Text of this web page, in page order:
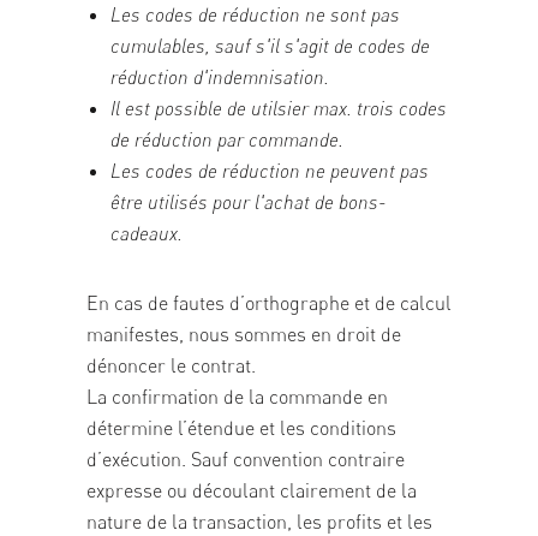
Les codes de réduction ne sont pas
cumulables, sauf s'il s'agit de codes de
réduction d'indemnisation.
Il est possible de utilsier max. trois codes
de réduction par commande.
Les codes de réduction ne peuvent pas
être utilisés pour l'achat de bons-
cadeaux.
En cas de fautes d’orthographe et de calcul
manifestes, nous sommes en droit de
dénoncer le contrat.
La confirmation de la commande en
détermine l’étendue et les conditions
d’exécution. Sauf convention contraire
expresse ou découlant clairement de la
nature de la transaction, les profits et les